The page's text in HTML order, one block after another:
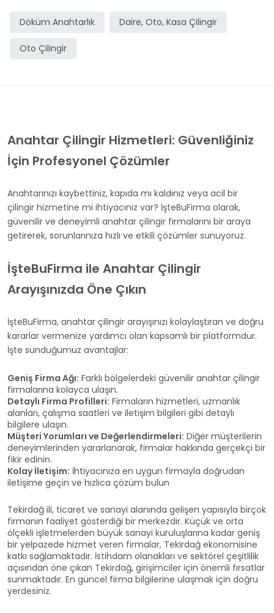
Döküm Anahtarlık Daire, Oto, Kasa Çilingir
Oto Çilingir
Anahtar Çilingir Hizmetleri: Güvenliğiniz
İçin Profesyonel Çözümler
Anahtarınızı kaybettiniz, kapıda mı kaldınız veya acil bir
çilingir hizmetine mi ihtiyacınız var? İşteBuFirma olarak,
güvenilir ve deneyimli anahtar çilingir firmalarını bir araya
getirerek, sorunlarınıza hızlı ve etkili çözümler sunuyoruz.
İşteBuFirma ile Anahtar Çilingir
Arayışınızda Öne Çıkın
İşteBuFirma, anahtar çilingir arayışınızı kolaylaştıran ve doğru
kararlar vermenize yardımcı olan kapsamlı bir platformdur.
İşte sunduğumuz avantajlar:
Geniş Firma Ağı: Farklı bölgelerdeki güvenilir anahtar çilingir
firmalarına kolayca ulaşın.
Detaylı Firma Profilleri: Firmaların hizmetleri, uzmanlık
alanları, çalışma saatleri ve iletişim bilgileri gibi detaylı
bilgilere ulaşın.
Müşteri Yorumları ve Değerlendirmeleri: Diğer müşterilerin
deneyimlerinden yararlanarak, firmalar hakkında gerçekçi bir
fikir edinin.
Kolay İletişim: İhtiyacınıza en uygun firmayla doğrudan
iletişime geçin ve hızlıca çözüm bulun
Tekirdağ ili, ticaret ve sanayi alanında gelişen yapısıyla birçok
firmanın faaliyet gösterdiği bir merkezdir. Küçük ve orta
ölçekli işletmelerden büyük sanayi kuruluşlarına kadar geniş
bir yelpazede hizmet veren firmalar, Tekirdağ ekonomisine
katkı sağlamaktadır. İstihdam olanakları ve sektörel çeşitlilik
açısından öne çıkan Tekirdağ, girişimciler için önemli fırsatlar
sunmaktadır. En güncel firma bilgilerine ulaşmak için doğru
yerdesiniz.